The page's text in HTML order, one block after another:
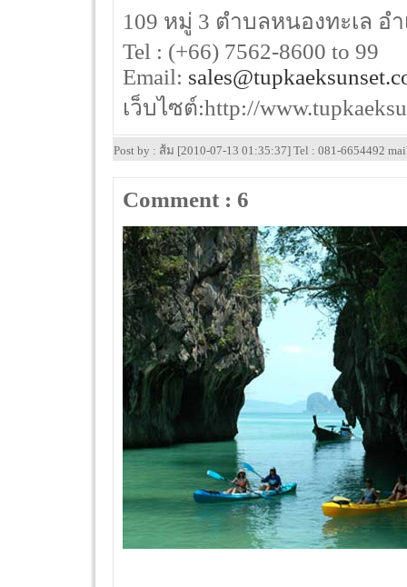
109 หมู่ 3 ตำบลหนองทะเล อ
Tel : (+66) 7562-8600 to 99
Email:
เว็บไซต์:http://
Post by : ส้ม [2010-07-13 01:35:37] Tel : 081-6654492
Comment : 6